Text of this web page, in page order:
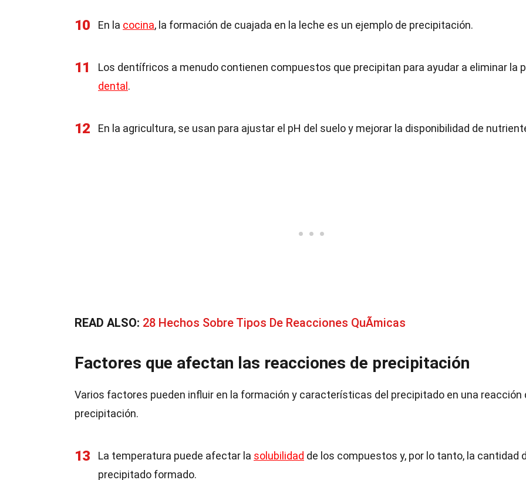
10 En la cocina, la formación de cuajada en la leche es un ejemplo de precipitación.
11
Los dentífricos a menudo contienen compuestos que precipitan para ayudar a eliminar la
dental .
12 En la agricultura, se usan para ajustar el pH del suelo y mejorar la disponibilidad de
READ ALSO: 28 Hechos Sobre Tipos De Reacciones QuÃ­micas
Factores que afectan las reacciones de precipitación
Varios factores pueden influir en la formación y características del precipitado en una reacción
precipitación.
13 La temperatura puede afectar la solubilidad de los compuestos y, por lo tanto, la cantidad
precipitado formado.